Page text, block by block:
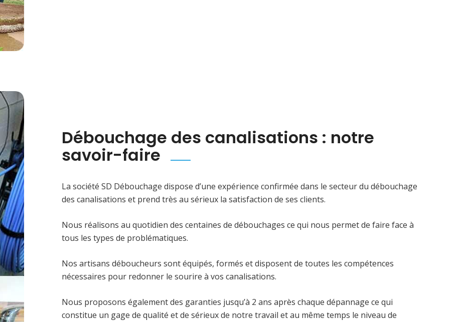
Débouchage des canalisations : notre
savoir-faire
La société SD Débouchage dispose d’une expérience confirmée dans le secteur du débouchage
des canalisations et prend très au sérieux la satisfaction de ses clients.
Nous réalisons au quotidien des centaines de débouchages ce qui nous permet de faire face à
tous les types de problématiques.
Nos artisans déboucheurs sont équipés, formés et disposent de toutes les compétences
nécessaires pour redonner le sourire à vos canalisations.
Nous proposons également des garanties jusqu’à 2 ans après chaque dépannage ce qui
constitue un gage de qualité et de sérieux de notre travail et au même temps le niveau de